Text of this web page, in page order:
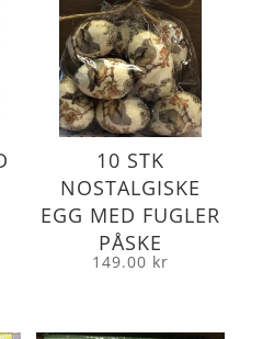
10 STK
NOSTALGISKE
EGG MED FUGLER
PÅSKE
149.00 kr